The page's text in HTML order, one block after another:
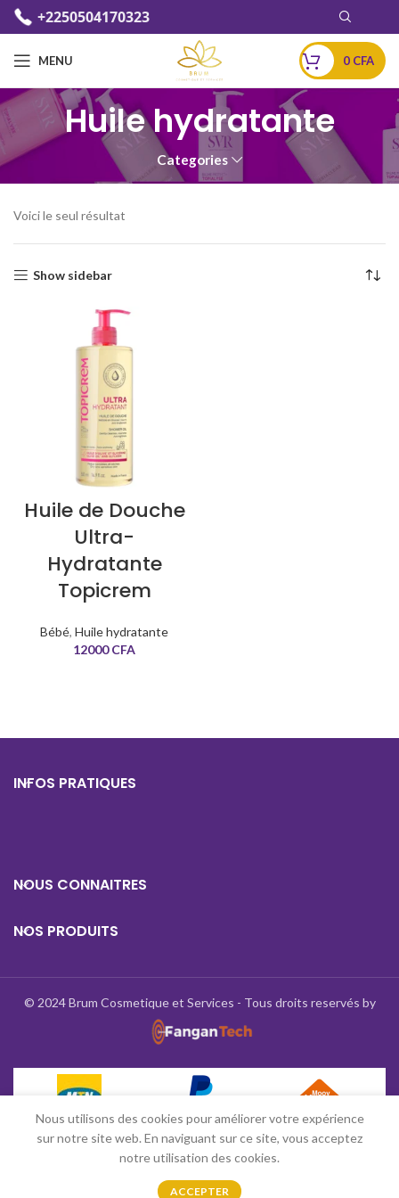
+2250504170323
MENU 0 CFA
Huile hydratante
Categories
Voici le seul résultat
Show sidebar
Huile de Douche
Ultra-
Hydratante
Topicrem
Bébé, Huile hydratante
12000CFA
INFOS PRATIQUES
NOUS CONNAITRES
NOS PRODUITS
© 2024 Brum Cosmetique et Services - Tous droits reservés by
Nous utilisons des cookies pour améliorer votre expérience
sur notre site web. En naviguant sur ce site, vous acceptez
notre utilisation des cookies.
ACCEPTER